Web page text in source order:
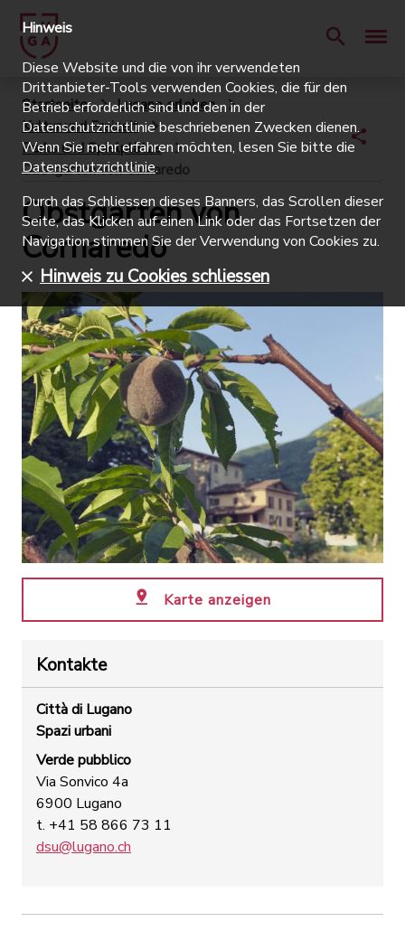
Startseite
Lugano erleben
Kultur und Freizeit
Parks und Spielplätze
Obstgarten von Cornaredo
Obstgarten von
Cornaredo
Karte anzeigen
Kontakte
Città di Lugano
Spazi urbani
Verde pubblico
Via Sonvico 4a
6900 Lugano
t. +41 58 866 73 11
dsu@lugano.ch
Hinweis
Diese Website und die von ihr verwendeten
Drittanbieter-Tools verwenden Cookies, die für den
Betrieb erforderlich sind und den in der
Datenschutzrichtlinie beschriebenen Zwecken dienen.
Wenn Sie mehr erfahren möchten, lesen Sie bitte die
Datenschutzrichtlinie.
Durch das Schliessen dieses Banners, das Scrollen dieser
Seite, das Klicken auf einen Link oder das Fortsetzen der
Navigation stimmen Sie der Verwendung von Cookies zu.
Hinweis zu Cookies schliessen